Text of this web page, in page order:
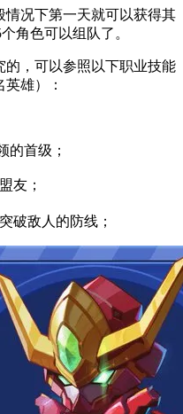
情况下第一天就可以获得其
角色可以组队了。
，可以参照以下职业技能
雄）：
的首级；
友；
破敌人的防线；